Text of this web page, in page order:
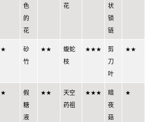
色
的
花
花
状
锁
链
★
砂
竹
★★
蝮蛇
枝
★★★
剪
刀
叶
★★
★
假
糖
液
★★
天空
药祖
★★★
暗
夜
菇
★